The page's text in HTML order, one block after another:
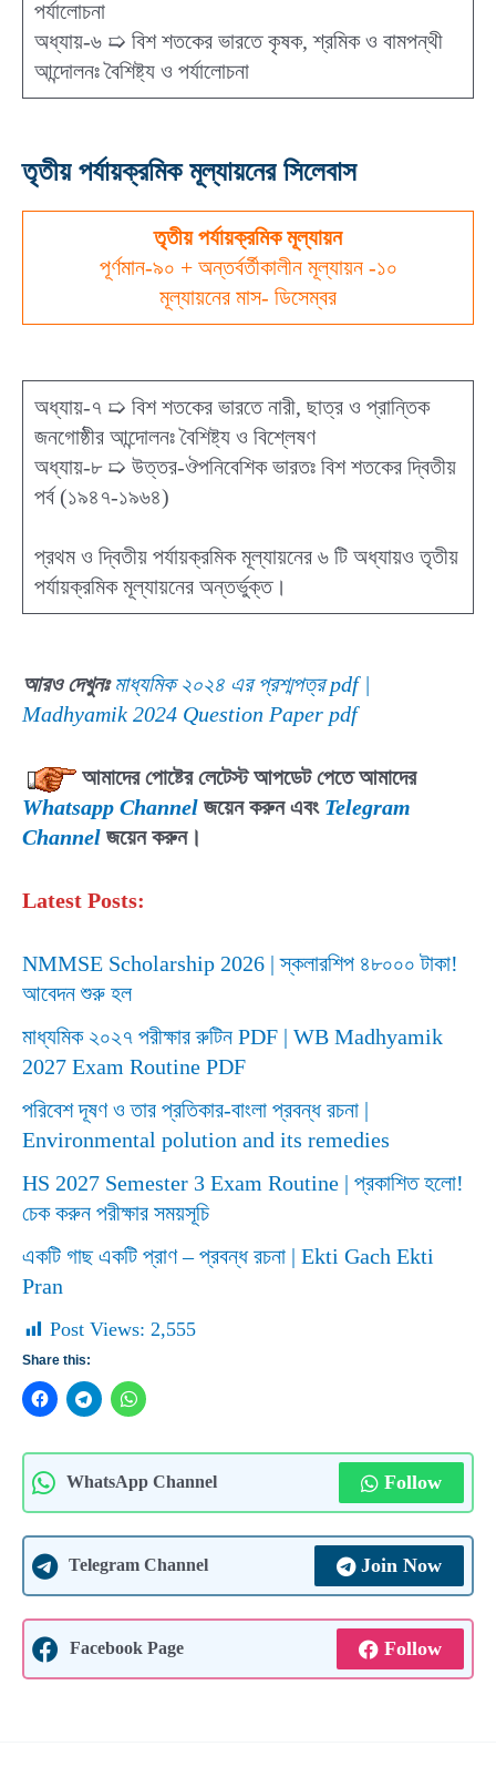
পর্যালোচনা
অধ্যায়-৬ ➯ বিশ শতকের ভারতে কৃষক, শ্রমিক ও বামপন্থী
আন্দোলনঃ বৈশিষ্ট্য ও পর্যালোচনা
তৃতীয় পর্যায়ক্রমিক মূল্যায়নের সিলেবাস
তৃতীয় পর্যায়ক্রমিক মূল্যায়ন
পূর্ণমান-৯০ + অন্তর্বর্তীকালীন মূল্যায়ন -১০
মূল্যায়নের মাস- ডিসেম্বর
অধ্যায়-৭ ➯ বিশ শতকের ভারতে নারী, ছাত্র ও প্রান্তিক
জনগোষ্ঠীর আন্দোলনঃ বৈশিষ্ট্য ও বিশ্লেষণ
অধ্যায়-৮ ➯ উত্তর-ঔপনিবেশিক ভারতঃ বিশ শতকের দ্বিতীয়
পর্ব (১৯৪৭-১৯৬৪)
প্রথম ও দ্বিতীয় পর্যায়ক্রমিক মূল্যায়নের ৬ টি অধ্যায়ও তৃতীয়
পর্যায়ক্রমিক মূল্যায়নের অন্তর্ভুক্ত।
আরও দেখুনঃ মাধ্যমিক ২০২৪ এর প্রশ্মপত্র pdf |
Madhyamik 2024 Question Paper pdf
আমাদের পোষ্টের লেটেস্ট আপডেট পেতে আমাদের
Whatsapp Channel জয়েন করুন এবং Telegram
Channel জয়েন করুন।
Latest Posts:
NMMSE Scholarship 2026 | স্কলারশিপ ৪৮০০০ টাকা!
আবেদন শুরু হল
মাধ্যমিক ২০২৭ পরীক্ষার রুটিন PDF | WB Madhyamik
2027 Exam Routine PDF
পরিবেশ দূষণ ও তার প্রতিকার-বাংলা প্রবন্ধ রচনা |
Environmental polution and its remedies
HS 2027 Semester 3 Exam Routine | প্রকাশিত হলো!
চেক করুন পরীক্ষার সময়সূচি
একটি গাছ একটি প্রাণ – প্রবন্ধ রচনা | Ekti Gach Ekti
Pran
Post Views: 2,555
Share this:
WhatsApp Channel Follow
Telegram Channel Join Now
Facebook Page Follow